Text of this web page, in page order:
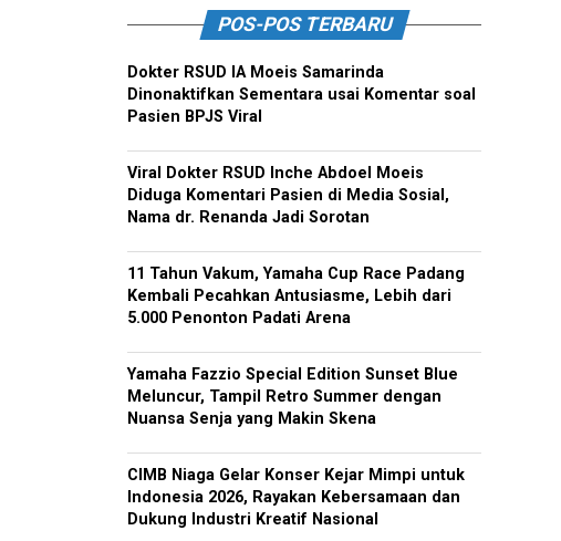
POS-POS TERBARU
Dokter RSUD IA Moeis Samarinda
Dinonaktifkan Sementara usai Komentar soal
Pasien BPJS Viral
Viral Dokter RSUD Inche Abdoel Moeis
Diduga Komentari Pasien di Media Sosial,
Nama dr. Renanda Jadi Sorotan
11 Tahun Vakum, Yamaha Cup Race Padang
Kembali Pecahkan Antusiasme, Lebih dari
5.000 Penonton Padati Arena
Yamaha Fazzio Special Edition Sunset Blue
Meluncur, Tampil Retro Summer dengan
Nuansa Senja yang Makin Skena
CIMB Niaga Gelar Konser Kejar Mimpi untuk
Indonesia 2026, Rayakan Kebersamaan dan
Dukung Industri Kreatif Nasional